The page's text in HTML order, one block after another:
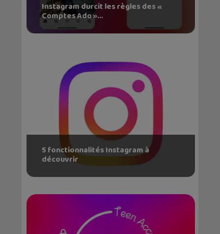
Instagram durcit les règles des «
Comptes Ado »...
5 fonctionnalités Instagram à
découvrir